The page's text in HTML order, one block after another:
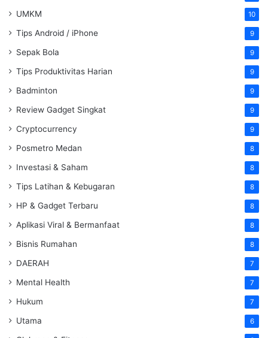
UMKM 10
Tips Android / iPhone 9
Sepak Bola 9
Tips Produktivitas Harian 9
Badminton 9
Review Gadget Singkat 9
Cryptocurrency 9
Posmetro Medan 8
Investasi & Saham 8
Tips Latihan & Kebugaran 8
HP & Gadget Terbaru 8
Aplikasi Viral & Bermanfaat 8
Bisnis Rumahan 8
DAERAH 7
Mental Health 7
Hukum 7
Utama 6